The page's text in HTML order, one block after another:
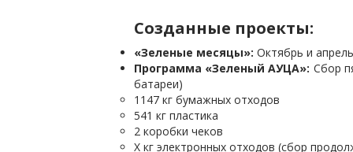
Созданные проекты:
«Зеленые месяцы»: Октябрь и
Программа «Зеленый АУЦА»: Сбор
батареи)
1147 кг бумажных отходов
541 кг пластика
2 коробки чеков
X кг электронных отходов (сбор